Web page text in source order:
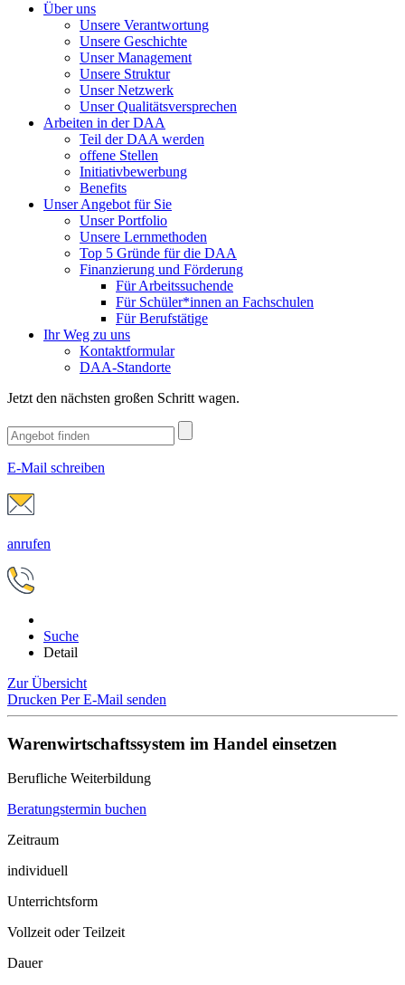
Über uns
Unsere Verantwortung
Unsere Geschichte
Unser Management
Unsere Struktur
Unser Netzwerk
Unser Qualitätsversprechen
Arbeiten in der DAA
Teil der DAA werden
offene Stellen
Initiativbewerbung
Benefits
Unser Angebot für Sie
Unser Portfolio
Unsere Lernmethoden
Top 5 Gründe für die DAA
Finanzierung und Förderung
Für Arbeitssuchende
Für Schüler*innen an Fachschulen
Für Berufstätige
Ihr Weg zu uns
Kontaktformular
DAA-Standorte
Jetzt den nächsten großen Schritt wagen.
E-Mail schreiben
anrufen
Suche
Detail
Zur Übersicht
Drucken Per E-Mail senden
Warenwirtschaftssystem im Handel einsetzen
Berufliche Weiterbildung
Beratungstermin buchen
Zeitraum
individuell
Unterrichtsform
Vollzeit oder Teilzeit
Dauer